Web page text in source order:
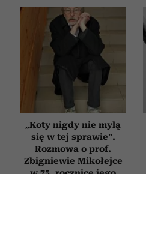
„Koty nigdy nie mylą
się w tej sprawie”.
Rozmowa o prof.
Zbigniewie Mikołejce
w 75. rocznicę jego